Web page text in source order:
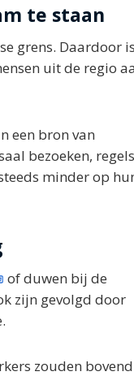
te staan
grens. Daardoor is
uit de regio
een bron van
bezoeken, regels
minder op
of duwen bij de
zijn gevolgd door
zouden